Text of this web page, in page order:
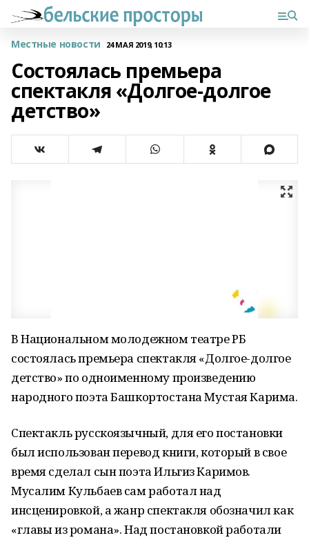
Местные новости 24 МАЯ 2019, 10:13
Состоялась премьера
спектакля «Долгое-долгое
детство»
В Национальном молодежном театре РБ
состоялась премьера спектакля «Долгое-долгое
детство» по одноименному произведению
народного поэта Башкортостана Мустая Карима.
Спектакль русскоязычный, для его постановки
был использован перевод книги, который в свое
время сделал сын поэта Ильгиз Каримов.
Мусалим Кульбаев сам работал над
инсценировкой, а жанр спектакля обозначил как
«главы из романа». Над постановкой работали